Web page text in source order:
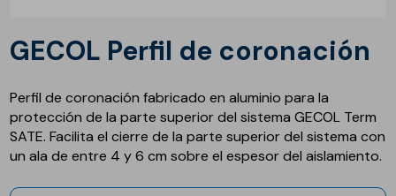
GECOL Perfil de coronación
Perfil de coronación fabricado en aluminio para la
protección de la parte superior del sistema GECOL Term
SATE. Facilita el cierre de la parte superior del sistema con
un ala de entre 4 y 6 cm sobre el espesor del aislamiento.